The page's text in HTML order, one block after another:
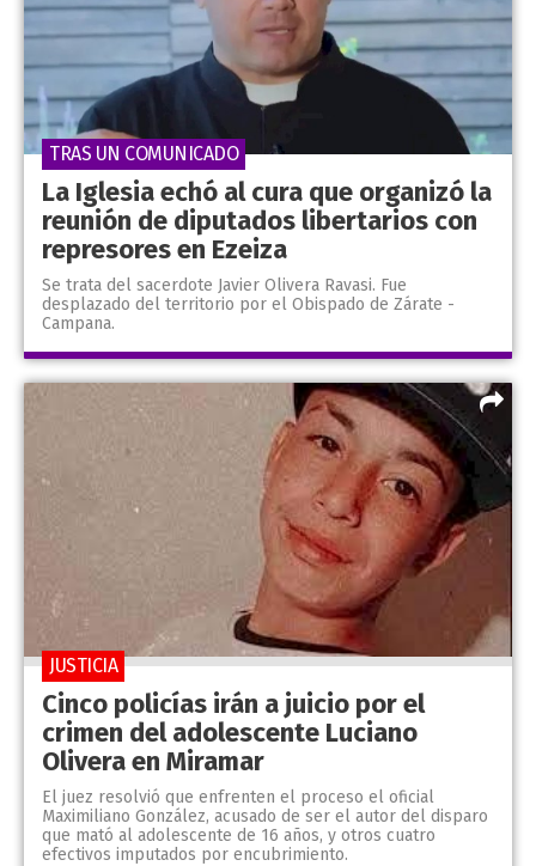
La Iglesia echó al cura que organizó la
reunión de diputados libertarios con
represores en Ezeiza
Se trata del sacerdote Javier Olivera Ravasi. Fue
desplazado del territorio por el Obispado de Zárate -
Campana.
TRAS UN COMUNICADO
Cinco policías irán a juicio por el
crimen del adolescente Luciano
Olivera en Miramar
El juez resolvió que enfrenten el proceso el oficial
Maximiliano González, acusado de ser el autor del disparo
que mató al adolescente de 16 años, y otros cuatro
efectivos imputados por encubrimiento.
JUSTICIA